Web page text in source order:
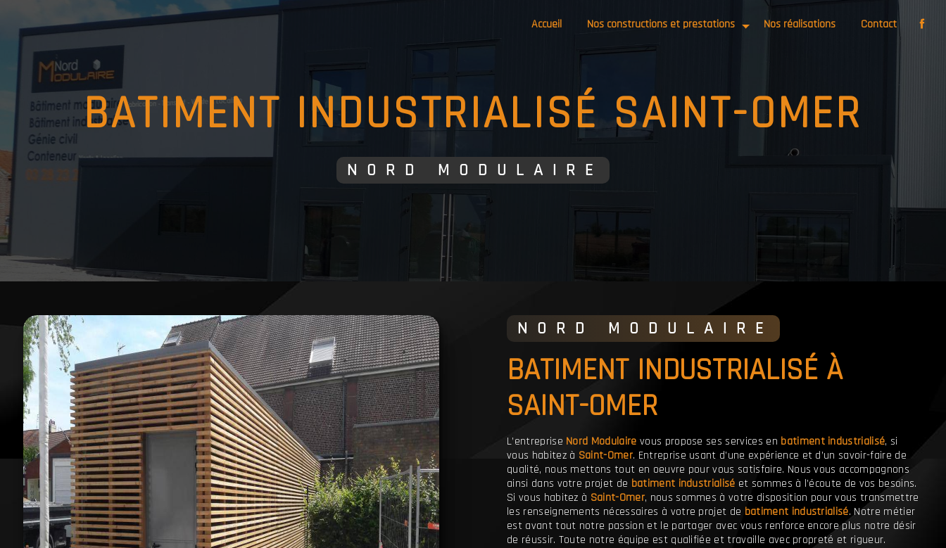
Accueil Nos constructions et prestations Nos réalisations Contact
BATIMENT INDUSTRIALISÉ SAINT-OMER
NORD MODULAIRE
NORD MODULAIRE
BATIMENT INDUSTRIALISÉ À
SAINT-OMER
L’entreprise Nord Modulaire vous propose ses services en batiment industrialisé, si
vous habitez à Saint-Omer. Entreprise usant d’une expérience et d’un savoir-faire de
qualité, nous mettons tout en oeuvre pour vous satisfaire. Nous vous accompagnons
ainsi dans votre projet de batiment industrialisé et sommes à l’écoute de vos besoins.
Si vous habitez à Saint-Omer, nous sommes à votre disposition pour vous transmettre
les renseignements nécessaires à votre projet de batiment industrialisé. Notre métier
est avant tout notre passion et le partager avec vous renforce encore plus notre désir
de réussir. Toute notre équipe est qualifiée et travaille avec propreté et rigueur.